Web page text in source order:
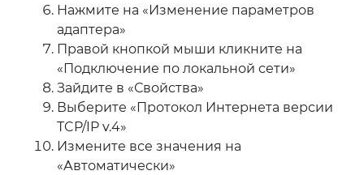
Нажмите на «Изменение параметров
адаптера»
Правой кнопкой мыши кликните на
«Подключение по локальной сети»
Зайдите в «Свойства»
Выберите «Протокол Интернета версии
TCP/IP v.4»
Измените все значения на
«Автоматически»